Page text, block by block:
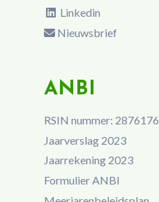
Linkedin
Nieuwsbrief
ANBI
RSIN nummer: 2876176
Jaarverslag 2023
Jaarrekening 2023
Formulier ANBI